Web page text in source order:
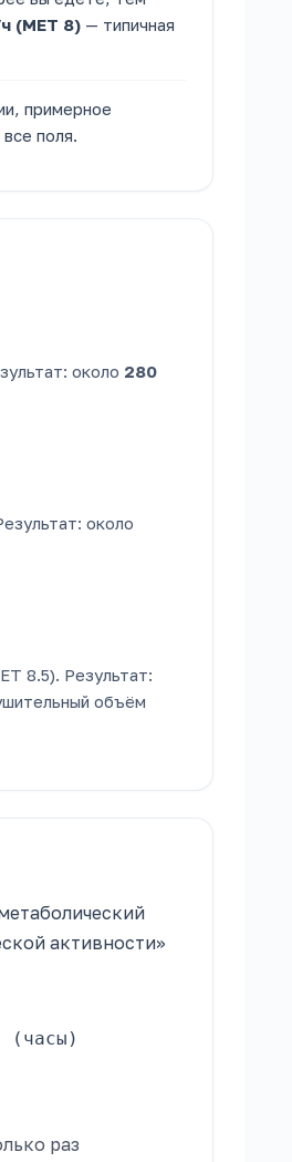
(MET 8) — типичная
примерное
поля.
около 280
около
8.5). Результат:
объём
активности»
(часы)
раз